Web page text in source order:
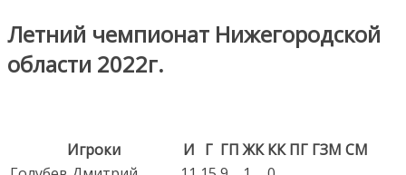
Летний чемпионат Нижегородской
области 2022г.
Игроки И Г ГП ЖК КК ПГ ГЗМ СМ